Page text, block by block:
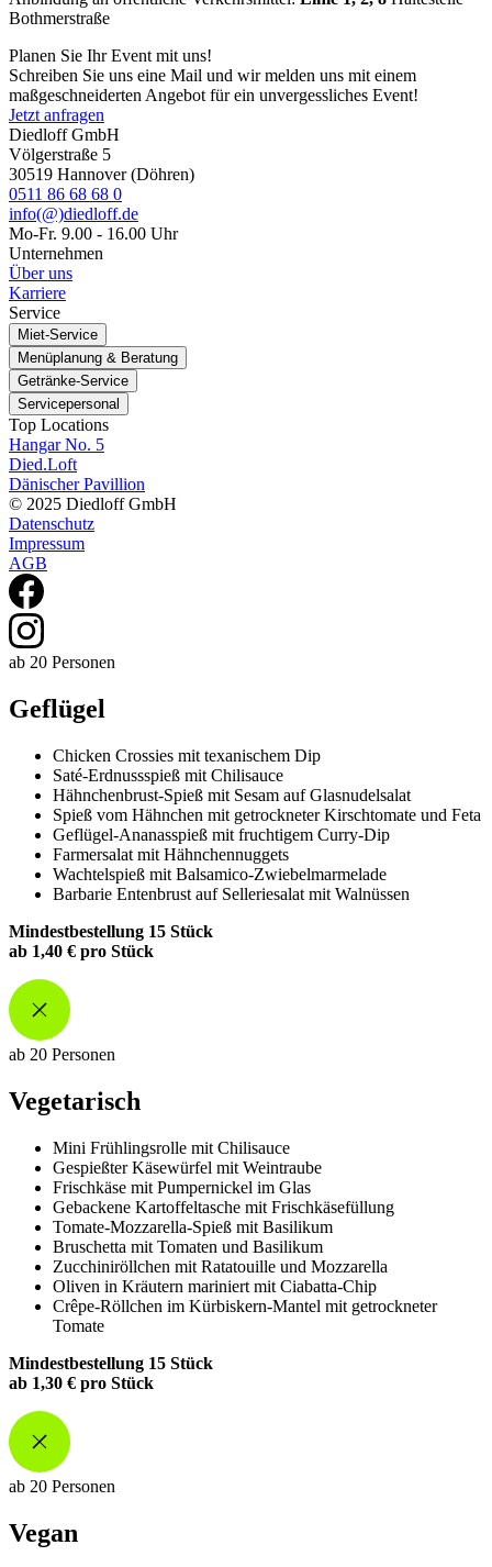
Bothmerstraße
Planen Sie Ihr Event mit uns!
Schreiben Sie uns eine Mail und wir melden uns mit einem
maßgeschneiderten Angebot für ein unvergessliches Event!
Jetzt anfragen
Diedloff GmbH
Völgerstraße 5
30519 Hannover (Döhren)
0511 86 68 68 0
info(@)diedloff.de
Mo-Fr. 9.00 - 16.00 Uhr
Unternehmen
Über uns
Karriere
Service
Miet-Service
Menüplanung & Beratung
Getränke-Service
Servicepersonal
Top Locations
Hangar No. 5
Died.Loft
Dänischer Pavillion
© 2025 Diedloff GmbH
Datenschutz
Impressum
AGB
ab 20 Personen
Geflügel
Chicken Crossies mit texanischem Dip
Saté-Erdnussspieß mit Chilisauce
Hähnchenbrust-Spieß mit Sesam auf Glasnudelsalat
Spieß vom Hähnchen mit getrockneter Kirschtomate und Feta
Geflügel-Ananasspieß mit fruchtigem Curry-Dip
Farmersalat mit Hähnchennuggets
Wachtelspieß mit Balsamico-Zwiebelmarmelade
Barbarie Entenbrust auf Selleriesalat mit Walnüssen
Mindestbestellung 15 Stück
ab 1,40 € pro Stück
ab 20 Personen
Vegetarisch
Mini Frühlingsrolle mit Chilisauce
Gespießter Käsewürfel mit Weintraube
Frischkäse mit Pumpernickel im Glas
Gebackene Kartoffeltasche mit Frischkäsefüllung
Tomate-Mozzarella-Spieß mit Basilikum
Bruschetta mit Tomaten und Basilikum
Zucchiniröllchen mit Ratatouille und Mozzarella
Oliven in Kräutern mariniert mit Ciabatta-Chip
Crêpe-Röllchen im Kürbiskern-Mantel mit getrockneter
Tomate
Mindestbestellung 15 Stück
ab 1,30 € pro Stück
ab 20 Personen
Vegan